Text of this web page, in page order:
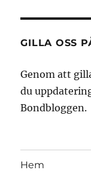
GILLA OSS
Genom att
du
Bondbloggen.
Hem